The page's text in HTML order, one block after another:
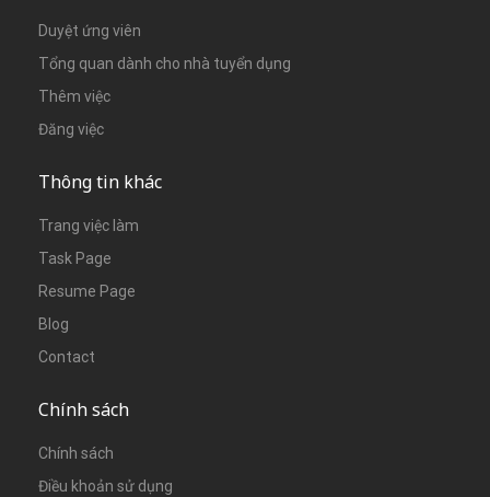
Duyệt ứng viên
Tổng quan dành cho nhà tuyển dụng
Thêm việc
Đăng việc
Thông tin khác
Trang việc làm
Task Page
Resume Page
Blog
Contact
Chính sách
Chính sách
Điều khoản sử dụng